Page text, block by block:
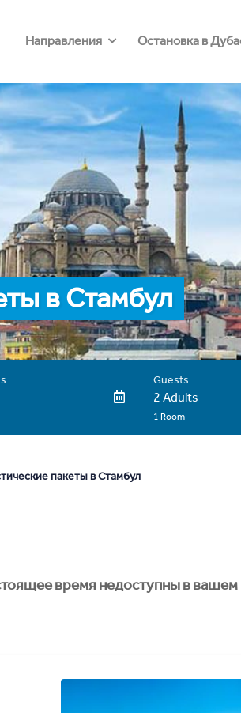
Направления Остановка в
в Стамбул
Guests
2 Adults
1 Room
пакеты в Стамбул
время недоступны в вашем